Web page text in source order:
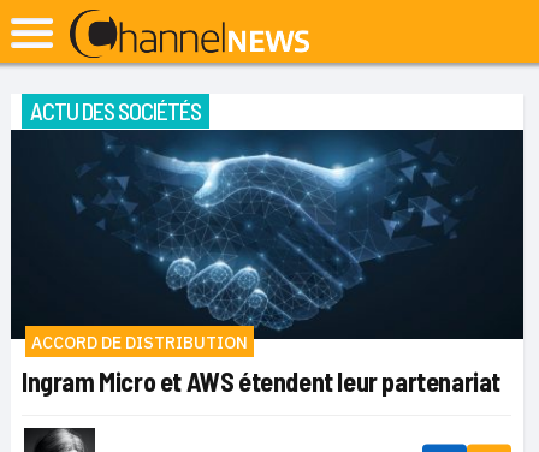
ACTU DES SOCIÉTÉS
ACCORD DE DISTRIBUTION
Ingram Micro et AWS étendent leur partenariat